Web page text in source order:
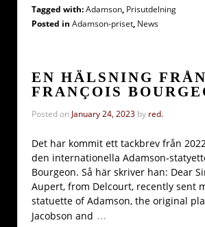
Tagged with:Adamson, Prisutdelning
Posted in Adamson-priset, News
EN HÄLSNING FRÅN
FRANÇOIS
Posted on January 24, 2023 by red.
Det har kommit ett tackbrev från
den internationella Adamson-
Bourgeon. Så här skriver han: Dear
Aupert, from Delcourt, recently sent
statuette of Adamson, the original
Jacobson and …